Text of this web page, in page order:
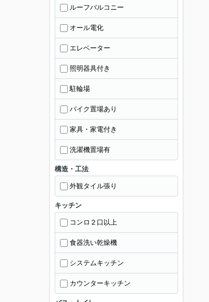
ルーフバルコニー
オール電化
エレベーター
照明器具付き
駐輪場
バイク置場あり
家具・家電付き
洗濯機置場有
構造・工法
外観タイル張り
キッチン
コンロ２口以上
食器洗い乾燥機
システムキッチン
カウンターキッチン